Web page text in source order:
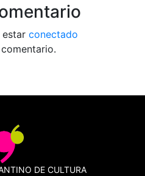
estar conectado
DE CULTURA